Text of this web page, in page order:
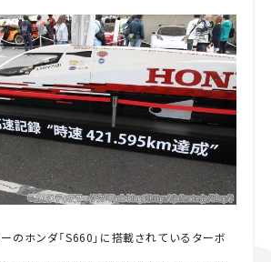
のホンダ「S660」に搭載されているターボ
Jimny スズキ｜Suzuki
マツダ｜
｜Mazda Roadster